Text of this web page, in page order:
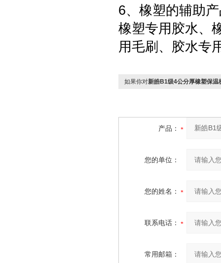
6、橡塑的辅助
橡塑专用胶水、
用毛刷、胶水专
如果你对新皓B1级4公分厚橡塑保温
产品：
您的单位：
您的姓名：
联系电话：
常用邮箱：